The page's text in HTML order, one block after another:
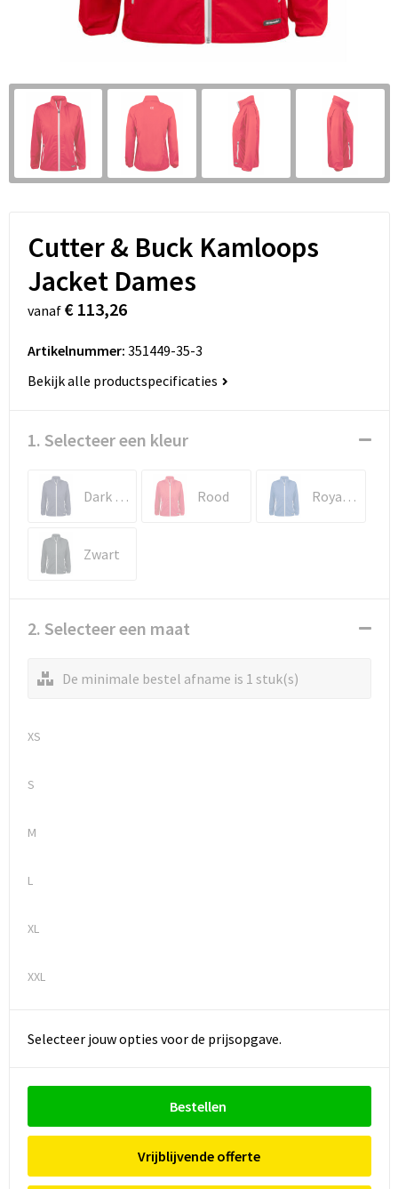
Cutter & Buck Kamloops
Jacket Dames
vanaf € 113,26
Artikelnummer: 351449-35-3
Bekijk alle productspecificaties
1. Selecteer een kleur
Dark Navy Rood Royal Blauw
Zwart
2. Selecteer een maat
De minimale bestel afname is 1 stuk(s)
XS
S
M
L
XL
XXL
Selecteer jouw opties voor de prijsopgave.
Bestellen
Vrijblijvende offerte